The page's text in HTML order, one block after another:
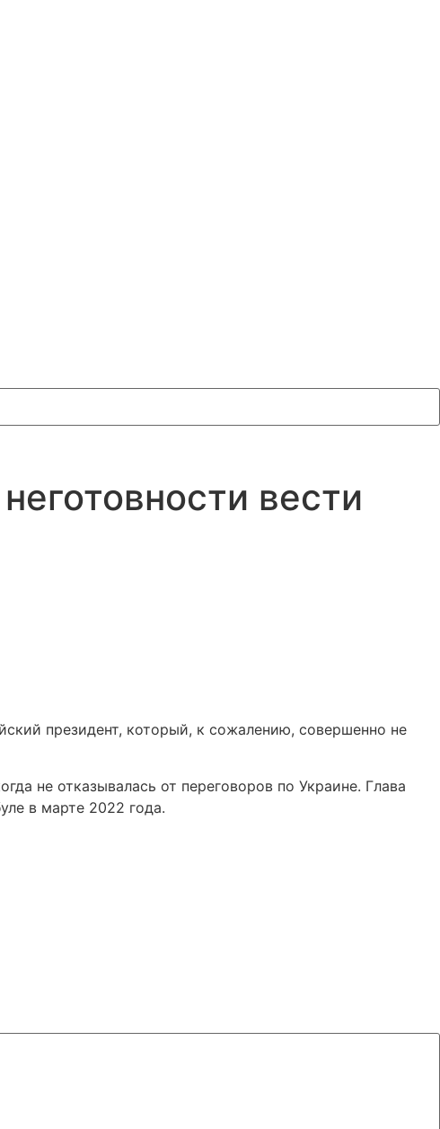
вести
президент, который, к сожалению, совершенно не
не отказывалась от переговоров по Украине. Глава
в марте 2022 года.